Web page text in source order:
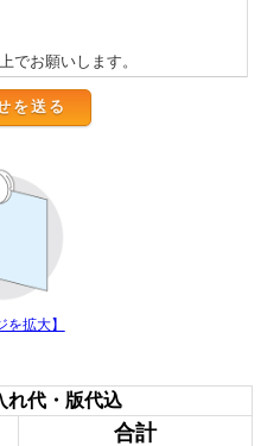
でお願いします。
を拡大】
れ代・版代込
合計